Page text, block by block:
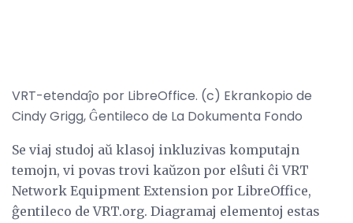
VRT-etendaĵo por LibreOffice. (c) Ekrankopio de
Cindy Grigg, Ĝentileco de La Dokumenta Fondo
Se viaj studoj aŭ klasoj inkluzivas komputajn
temojn, vi povas trovi kaŭzon por elŝuti ĉi VRT
Network Equipment Extension por LibreOffice,
ĝentileco de VRT.org. Diagramaj elementoj estas